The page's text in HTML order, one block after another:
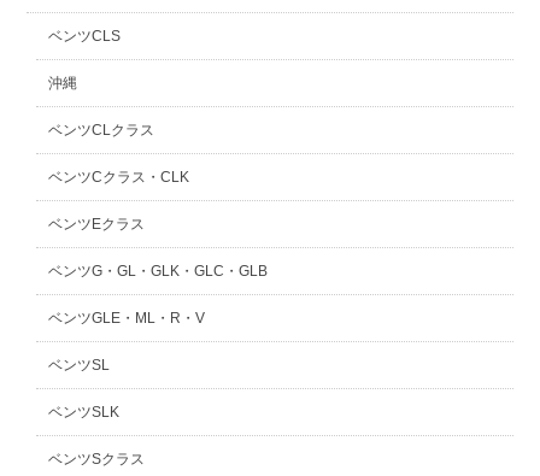
ベンツCLS
沖縄
ベンツCLクラス
ベンツCクラス・CLK
ベンツEクラス
ベンツG・GL・GLK・GLC・GLB
ベンツGLE・ML・R・V
ベンツSL
ベンツSLK
ベンツSクラス